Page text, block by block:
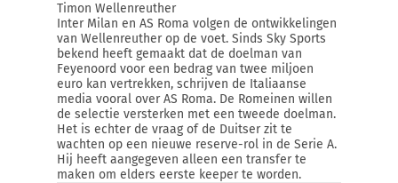
Timon Wellenreuther
Inter Milan en AS Roma volgen de ontwikkelingen
van Wellenreuther op de voet. Sinds Sky Sports
bekend heeft gemaakt dat de doelman van
Feyenoord voor een bedrag van twee miljoen
euro kan vertrekken, schrijven de Italiaanse
media vooral over AS Roma. De Romeinen willen
de selectie versterken met een tweede doelman.
Het is echter de vraag of de Duitser zit te
wachten op een nieuwe reserve-rol in de Serie A.
Hij heeft aangegeven alleen een transfer te
maken om elders eerste keeper te worden.